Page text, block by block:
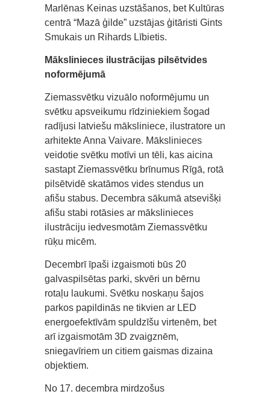
Marlēnas Keinas uzstāšanos, bet Kultūras
centrā “Mazā ģilde” uzstājas ģitāristi Gints
Smukais un Rihards Lībietis.
Mākslinieces ilustrācijas pilsētvides
noformējumā
Ziemassvētku vizuālo noformējumu un
svētku apsveikumu rīdziniekiem šogad
radījusi latviešu māksliniece, ilustratore un
arhitekte Anna Vaivare. Mākslinieces
veidotie svētku motīvi un tēli, kas aicina
sastapt Ziemassvētku brīnumus Rīgā, rotā
pilsētvidē skatāmos vides stendus un
afišu stabus. Decembra sākumā atsevišķi
afišu stabi rotāsies ar mākslinieces
ilustrāciju iedvesmotām Ziemassvētku
rūķu micēm.
Decembrī īpaši izgaismoti būs 20
galvaspilsētas parki, skvēri un bērnu
rotaļu laukumi. Svētku noskaņu šajos
parkos papildinās ne tikvien ar LED
energoefektīvām spuldzīšu virtenēm, bet
arī izgaismotām 3D zvaigznēm,
sniegavīriem un citiem gaismas dizaina
objektiem.
No 17. decembra mirdzošus